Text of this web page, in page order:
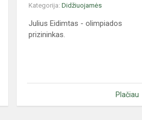
Kategorija:Didžiuojamės
Julius Eidimtas - olimpiados
prizininkas.
Plačiau